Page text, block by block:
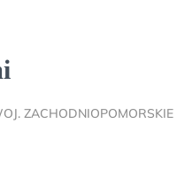
ZACHODNIOPOMORSKIE